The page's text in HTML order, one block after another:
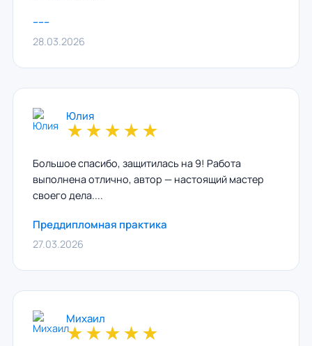
------
28.03.2026
Юлия
★★★★★
Большое спасибо, защитилась на 9! Работа
выполнена отлично, автор — настоящий мастер
своего дела....
Преддипломная практика
27.03.2026
Михаил
★★★★★